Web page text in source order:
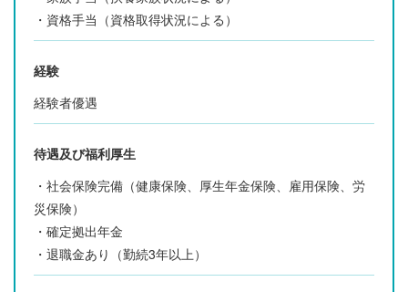
・資格手当（資格取得状況による）
経験
経験者優遇
待遇及び福利厚生
・社会保険完備（健康保険、厚生年金保険、雇用保険、労
災保険）
・確定拠出年金
・退職金あり（勤続3年以上）